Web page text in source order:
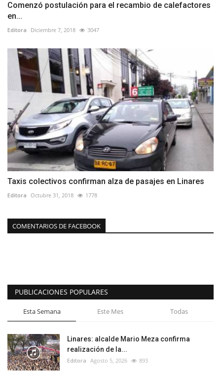
Comenzó postulación para el recambio de calefactores
en...
Editora Diciembre 7, 2018 3047
Taxis colectivos confirman alza de pasajes en Linares
Editora Octubre 31, 2018 1778
COMENTARIOS DE FACEBOOK
PUBLICACIONES POPULARES
Esta Semana Este Mes Todas
Linares: alcalde Mario Meza confirma
realización de la...
Editora Agosto 5, 2026 893